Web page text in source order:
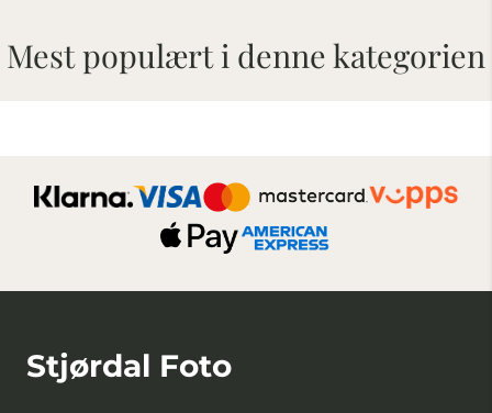
Mest populært i denne kategorien
Stjørdal Foto